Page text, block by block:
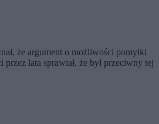
że argument o możliwości pomyłki
lata sprawiał, że był przeciwny tej